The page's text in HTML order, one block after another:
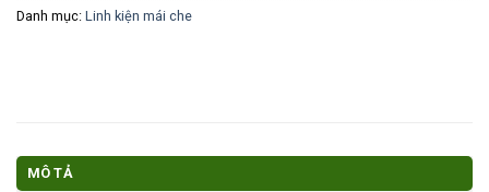
Danh mục: Linh kiện mái che
MÔ TẢ